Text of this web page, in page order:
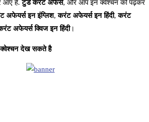
आएं है.टुडे करंट अफैर्स, और आप इन क्वेश्चन को पढ़कर
अफेयर्स इन इंग्लिश,करंट अफेयर्स इन हिंदी,करंट
अफेयर्स क्विज इन हिंदी।
देख सकते है